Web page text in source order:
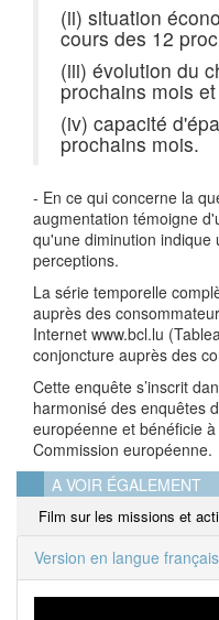
(ii) situation
cours des 12
(iii) évolution du
prochains mois et
(iv) capacité
prochains mois.
- En ce qui concerne la
augmentation témoigne
qu'une diminution indique
perceptions.
La série temporelle
auprès des
Internet www.bcl.lu
conjoncture auprès des
Cette enquête s’inscrit
harmonisé des enquêtes
européenne et bénéficie
Commission européenne.
A VOIR ÉGALEMENT
Film sur les missions et
Version en langue